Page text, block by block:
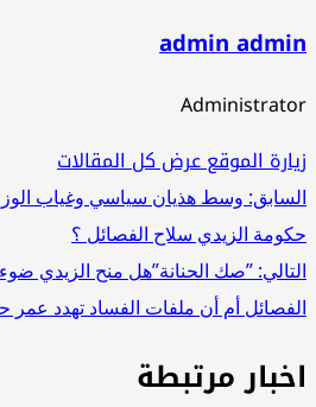
admin admin
Administrator
زيارة الموقععرض كل المقالات
تصفّح
المقالات
السابق: وسط هذيان سياسي وغياب
حكومة الزيدي سلاح الفصائل ؟
التالي: ”صك الحنانة”هل منح الزيدي
الفصائل أم أن ملفات الفساد تهدد عمر
اخبار مرتبطة